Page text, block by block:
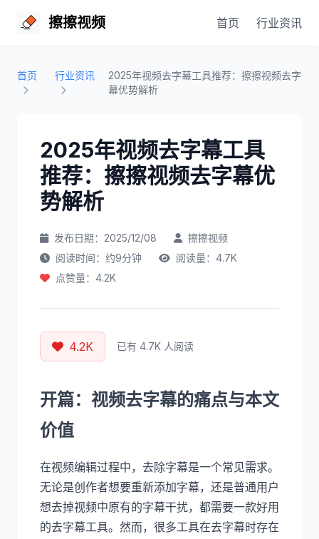
擦擦视频 首页 行业资讯
首页 行业资讯
2025年视频去字幕工具推荐：擦擦视频去字
幕优势解析
2025年视频去字幕工具
推荐：擦擦视频去字幕优
势解析
发布日期：2025/12/08
擦擦视频
阅读时间：约9分钟
阅读量：4.7K
点赞量：4.2K
4.2K 已有 4.7K 人阅读
开篇：视频去字幕的痛点与本文
价值
在视频编辑过程中，去除字幕是一个常见需求。
无论是创作者想要重新添加字幕，还是普通用户
想去掉视频中原有的字幕干扰，都需要一款好用
的去字幕工具。然而，很多工具在去字幕时存在